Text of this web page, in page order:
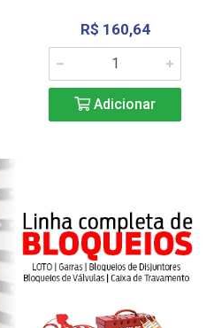
R$ 160,64
Adicionar